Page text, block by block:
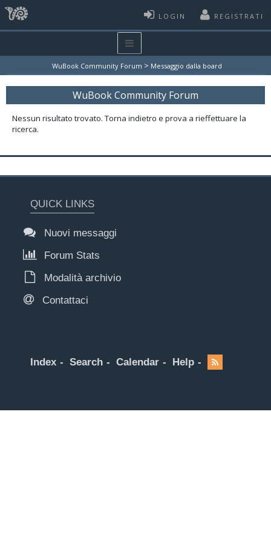
LOGIN REGISTRATI
WuBook Community Forum > Messaggio dalla board
WuBook Community Forum
Nessun risultato trovato. Torna indietro e prova a rieffettuare la
ricerca.
QUICK LINKS
Nuovi messaggi
Forum Stats
Modalità archivio
Contattaci
Index Search Calendar Help